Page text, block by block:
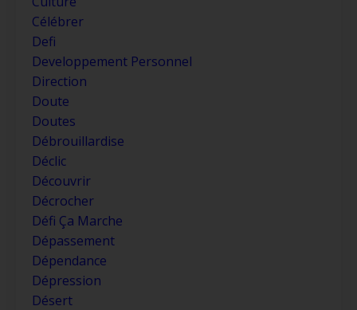
Célébrer
Defi
Developpement Personnel
Direction
Doute
Doutes
Débrouillardise
Déclic
Découvrir
Décrocher
Défi Ça Marche
Dépassement
Dépendance
Dépression
Désert